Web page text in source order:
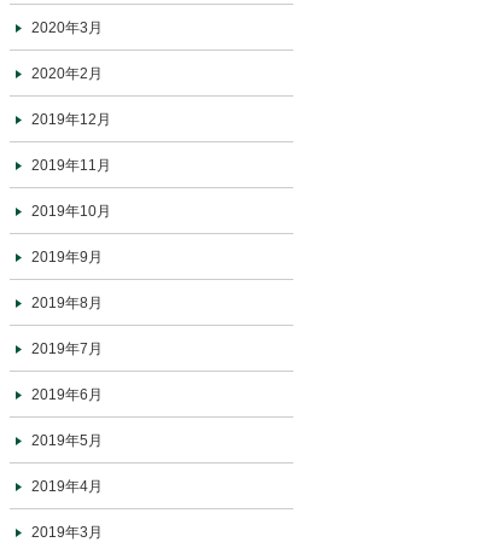
2020年3月
2020年2月
2019年12月
2019年11月
2019年10月
2019年9月
2019年8月
2019年7月
2019年6月
2019年5月
2019年4月
2019年3月